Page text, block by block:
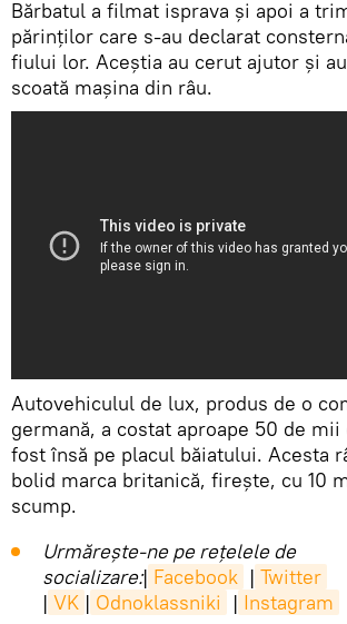
Bărbatul a filmat isprava și apoi a
părinților care s-au declarat
fiului lor. Aceștia au cerut ajutor și
scoată mașina din râu.
Autovehiculul de lux, produs de o
germană, a costat aproape 50 de
fost însă pe placul băiatului. Acesta
bolid marca britanică, firește, cu 10
scump.
Urmărește-ne pe rețelele de
socializare:| Facebook | Twitter
| VK | Odnoklassniki | Instagram